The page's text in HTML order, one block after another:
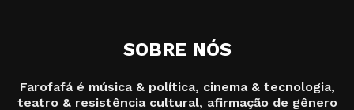
SOBRE NÓS
Farofafá é música & política, cinema & tecnologia,
teatro & resistência cultural, afirmação de gênero